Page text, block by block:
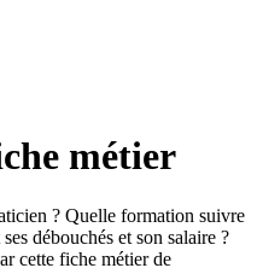
métier
? Quelle formation suivre
débouchés et son salaire ?
cette fiche métier de